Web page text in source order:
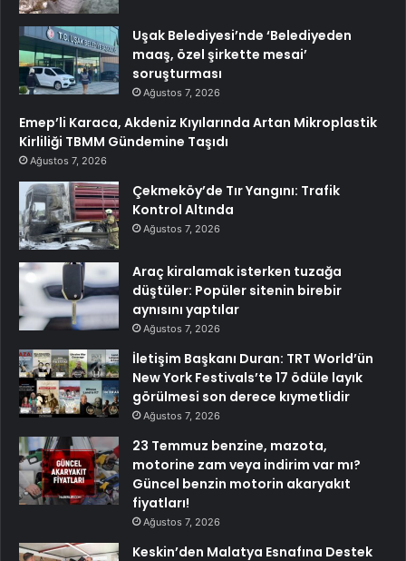
Uşak Belediyesi’nde ‘Belediyeden
maaş, özel şirkette mesai’
soruşturması
Ağustos 7, 2026
Emep’li Karaca, Akdeniz Kıyılarında Artan Mikroplastik
Kirliliği TBMM Gündemine Taşıdı
Ağustos 7, 2026
Çekmeköy’de Tır Yangını: Trafik
Kontrol Altında
Ağustos 7, 2026
Araç kiralamak isterken tuzağa
düştüler: Popüler sitenin birebir
aynısını yaptılar
Ağustos 7, 2026
İletişim Başkanı Duran: TRT World’ün
New York Festivals’te 17 ödüle layık
görülmesi son derece kıymetlidir
Ağustos 7, 2026
23 Temmuz benzine, mazota,
motorine zam veya indirim var mı?
Güncel benzin motorin akaryakıt
fiyatları!
Ağustos 7, 2026
Keskin’den Malatya Esnafına Destek